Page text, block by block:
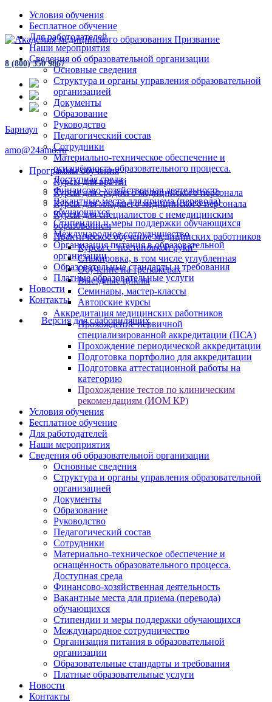
Условия обучения
Бесплатное обучение
Для работодателей
Наши мероприятия
Сведения об образовательной организации
Основные сведения
Структура и органы управления образовательной
организацией
Документы
Образование
Руководство
Педагогический состав
Сотрудники
Материально-техническое обеспечение и
оснащённость образовательного процесса.
Доступная среда
Финансово-хозяйственная деятельность
Вакантные места для приема (перевода)
обучающихся
Стипендии и меры поддержки обучающихся
Международное сотрудничество
Организация питания в образовательной
организации
Образовательные стандарты и требования
Платные образовательные услуги
Новости
Контакты
Версия для слабовидящих
8 (800) 350 9867
Барнаул
amo@24amo.ru
Программы обучения
Курсы для врачей
Курсы для среднего медицинского персонала
Курсы для младшего медицинского персонала
Курсы для специалистов с немедицинским
образованием
Практическое обучение медицинских работников
Курсы с "постановкой руки"
Стажировка, в том числе углубленная
Обучение на тренажёрах
Выездные циклы
Семинары, мастер-классы
Авторские курсы
Аккредитация медицинских работников
Прохождение первичной
специализированной аккредитации (ПСА)
Прохождение периодической аккредитации
Подготовка портфолио для аккредитации
Подготовка аттестационной работы на
категорию
Прохождение тестов по клиническим
рекомендациям (ИОМ КР)
Условия обучения
Бесплатное обучение
Для работодателей
Наши мероприятия
Сведения об образовательной организации
Основные сведения
Структура и органы управления образовательной
организацией
Документы
Образование
Руководство
Педагогический состав
Сотрудники
Материально-техническое обеспечение и
оснащённость образовательного процесса.
Доступная среда
Финансово-хозяйственная деятельность
Вакантные места для приема (перевода)
обучающихся
Стипендии и меры поддержки обучающихся
Международное сотрудничество
Организация питания в образовательной
организации
Образовательные стандарты и требования
Платные образовательные услуги
Новости
Контакты